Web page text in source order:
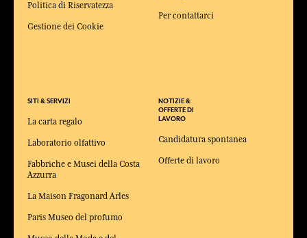
Politica di Riservatezza
Gestione dei Cookie
SITI & SERVIZI
La carta regalo
Laboratorio olfattivo
Fabbriche e Musei della Costa
Azzurra
La Maison Fragonard Arles
Paris Museo del profumo
Per contattarci
NOTIZIE &
OFFERTE DI
LAVORO
Candidatura spontanea
Offerte di lavoro